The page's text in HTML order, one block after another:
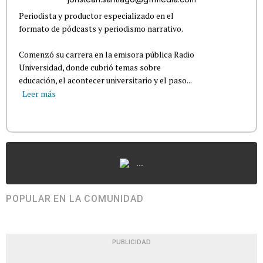
Periodista y productor especializado en el
formato de pódcasts y periodismo narrativo.
Comenzó su carrera en la emisora pública Radio
Universidad, donde cubrió temas sobre
educación, el acontecer universitario y el paso...
Leer más
...
POPULAR EN LA COMUNIDAD
PUBLICIDAD